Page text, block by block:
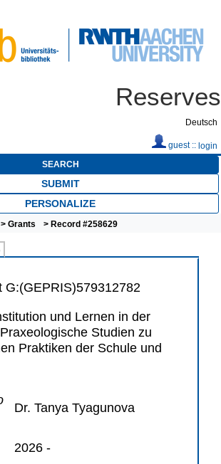
Reserves
Deutsch
guest :: login
SEARCH
SUBMIT
PERSONALIZE
> Grants > Record #258629
G:(GEPRIS)579312782
und Lernen in der
Studien zu
Praktiken der Schule und
Dr. Tanya Tyagunova
2026 -